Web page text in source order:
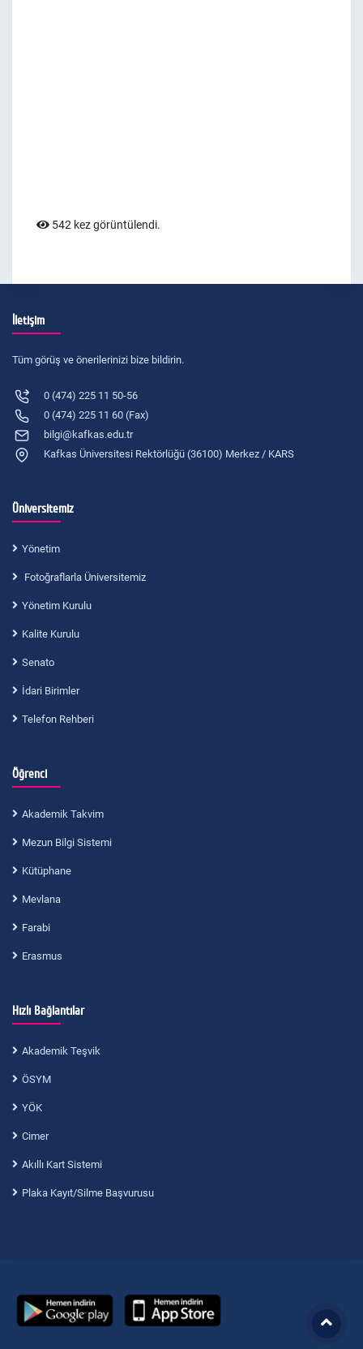
542 kez görüntülendi.
İletişim
Tüm görüş ve önerilerinizi bize bildirin.
0 (474) 225 11 50-56
0 (474) 225 11 60 (Fax)
bilgi@kafkas.edu.tr
Kafkas Üniversitesi Rektörlüğü (36100) Merkez / KARS
Üniversitemiz
Yönetim
Fotoğraflarla Üniversitemiz
Yönetim Kurulu
Kalite Kurulu
Senato
İdari Birimler
Telefon Rehberi
Öğrenci
Akademik Takvim
Mezun Bilgi Sistemi
Kütüphane
Mevlana
Farabi
Erasmus
Hızlı Bağlantılar
Akademik Teşvik
ÖSYM
YÖK
Cimer
Akıllı Kart Sistemi
Plaka Kayıt/Silme Başvurusu